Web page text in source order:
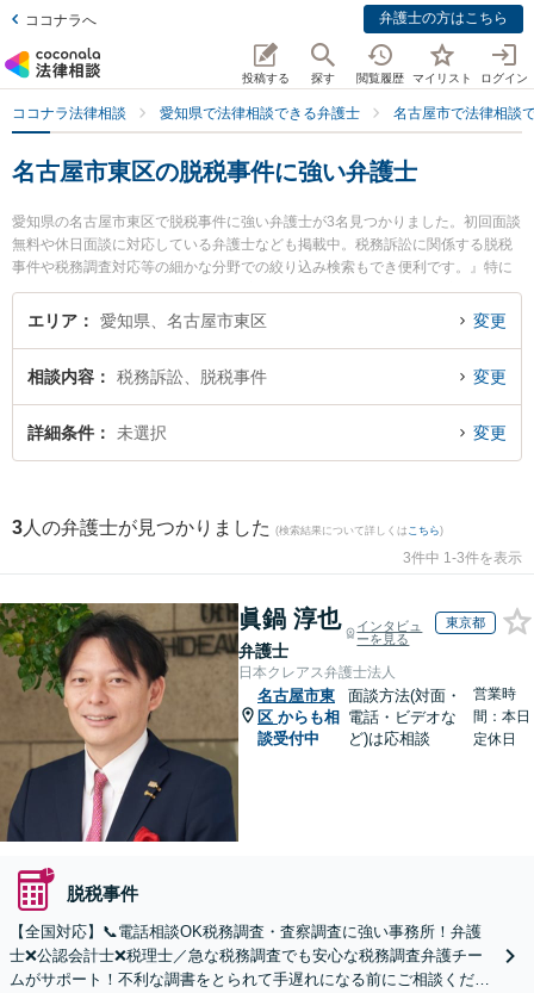
ココナラへ 弁護士の方はこちら
投稿する 探す 閲覧履歴 マイリスト ログイン
ココナラ法律相談 愛知県で法律相談できる弁護士 名古屋市で法律相談
名古屋市東区の脱税事件に強い弁護士
愛知県の名古屋市東区で脱税事件に強い弁護士が3名見つかりました。初回面談
無料や休日面談に対応している弁護士なども掲載中。税務訴訟に関係する脱税
事件や税務調査対応等の細かな分野での絞り込み検索もでき便利です。』特に
河村法律事務所の河村 潔俊弁護士や安藤・中尾・中村法律事務所の安藤 恭平弁
護士、安藤・中尾・中村法律事務所の中村 正俊弁護士のプロフィール情報や弁
ル解決の実績豊富な近くの弁護士を検索したい』『初回相談無料で脱税事件を
法律相談できる名古屋市東区内の弁護士に相談予約したい』などでお困りの相
談者さんにおすすめです。
エリア 愛知県、名古屋市東区 変更
相談内容 税務訴訟、脱税事件 変更
詳細条件 未選択 変更
3 人の弁護士が見つかりました (検索結果について詳しくは こちら)
3件中 1-3件を表示
眞鍋 淳也
弁護士
インタビュ
ーを見る
東京都
日本クレアス弁護士法人
名古屋市東
区 からも相
談受付中
面談方法(対面・
電話・ビデオな
ど)は応相談
営業時
間：本日
定休日
脱税事件
【全国対応】📞電話相談OK税務調査・査察調査に強い事務所！弁護
士❌公認会計士❌税理士／急な税務調査でも安心な税務調査弁護チー
ムがサポート！不利な調書をとられて手遅れになる前にご相談くださ